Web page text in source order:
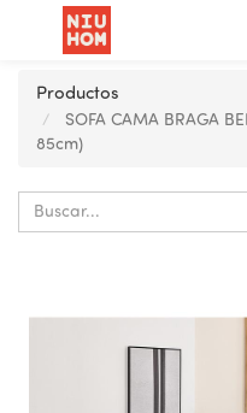
Productos
SOFA CAMA BRAGA
85cm)